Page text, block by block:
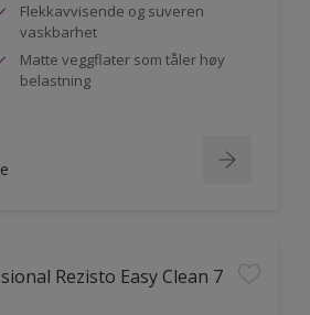
Flekkavvisende og suveren
vaskbarhet
Matte veggflater som tåler høy
belastning
Rezisto Easy Clean 7